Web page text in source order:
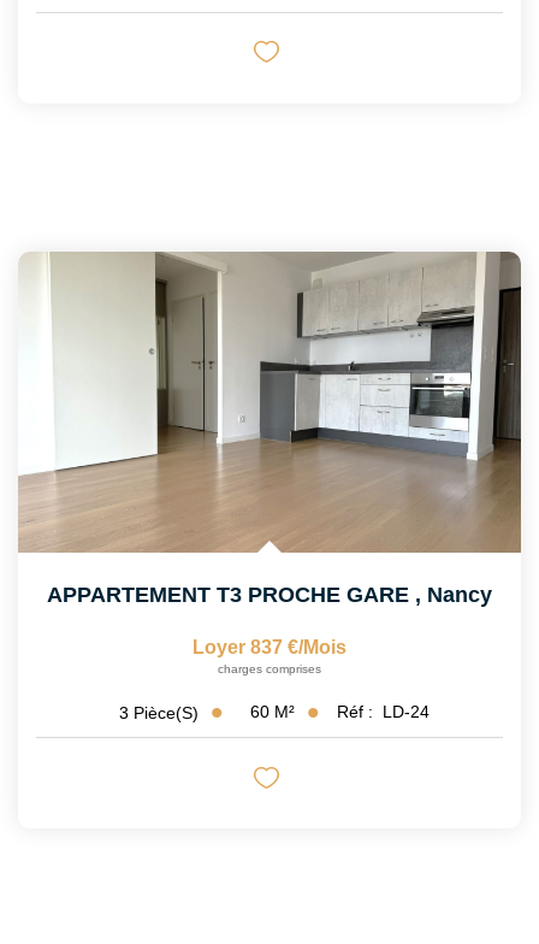
APPARTEMENT T3 PROCHE GARE , Nancy
Loyer 837 €/mois
charges comprises
3 Pièce(s) 60 M² Réf : LD-24